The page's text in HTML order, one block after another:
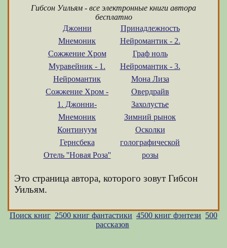
Гибсон Уильям - все электронные книги автора
бесплатно
Джонни
Мнемоник
Сожжение Хром
Муравейник - 1.
Нейромантик
Сожжение Хром -
1. Джонни-
Мнемоник
Континуум
Гернсбека
Отель ''Новая Роза''
Принадлежность
Нейромантик - 2.
Граф ноль
Нейромантик - 3.
Мона Лиза
Овердрайв
Захолустье
Зимний рынок
Осколки
голографической
розы
Это страница автора, которого зовут Гибсон
Уильям.
Поиск книг 2500 книг фантастики 4500 книг фэнтези 500
рассказов